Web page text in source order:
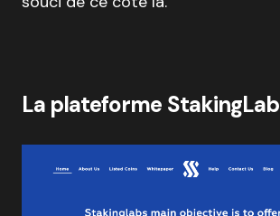
La plateforme StakingLab